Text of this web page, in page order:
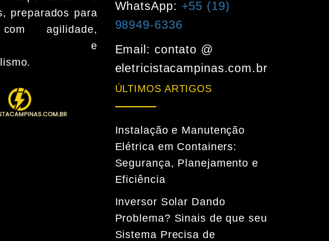
preparados para
agilidade,
e
WhatsApp: +55 (19)
98949-6336
Email: contato @
eletricistacampinas.com.br
ÚLTIMOS ARTIGOS
Instalação e Manutenção
Elétrica em Containers:
Segurança, Planejamento e
Eficiência
Inversor Solar Dando
Problema? Sinais de que seu
Sistema Precisa de